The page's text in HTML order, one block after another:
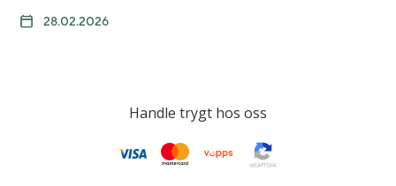
28.02.2026
Handle trygt hos oss